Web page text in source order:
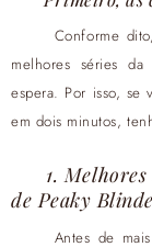
Conforme
melhores séries
espera. Por isso, se
em dois minutos,
1.
de Peaky
Antes de